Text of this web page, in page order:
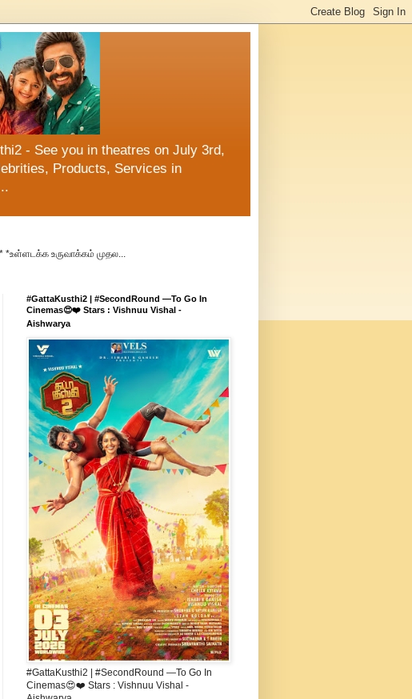
- See you in theatres on July 3rd,
Products, Services in
*உள்ளடக்க உருவாக்கம் முதல...
#GattaKusthi2 | #SecondRound —To Go In
Cinemas😍❤️ Stars : Vishnuu Vishal -
Aishwarya
#GattaKusthi2 | #SecondRound —To Go In
Cinemas😍❤️ Stars : Vishnuu Vishal -